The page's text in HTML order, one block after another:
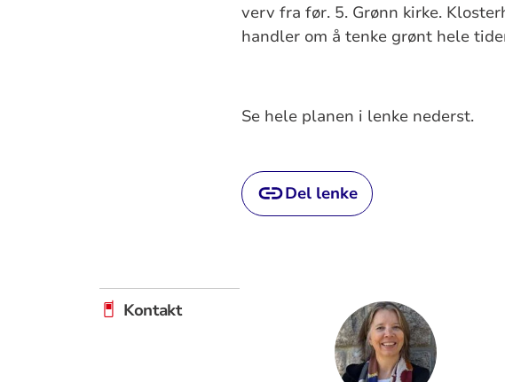
verv fra før. 5. Grønn kirke.
handler om å tenke grønt hele
Se hele planen i lenke nederst.
Del lenke
Kontakt